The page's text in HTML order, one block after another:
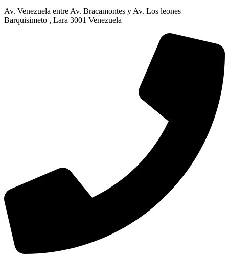
Av. Venezuela entre Av. Bracamontes y Av. Los leones
Barquisimeto , Lara 3001 Venezuela